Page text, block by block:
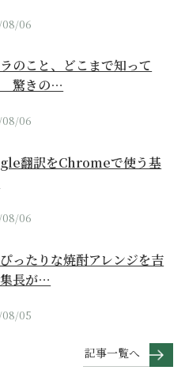
06
のこと、どこまで知って
驚きの…
06
翻訳をChromeで使う基
06
ったりな焼酎アレンジを吉
長が…
05
記事一覧へ